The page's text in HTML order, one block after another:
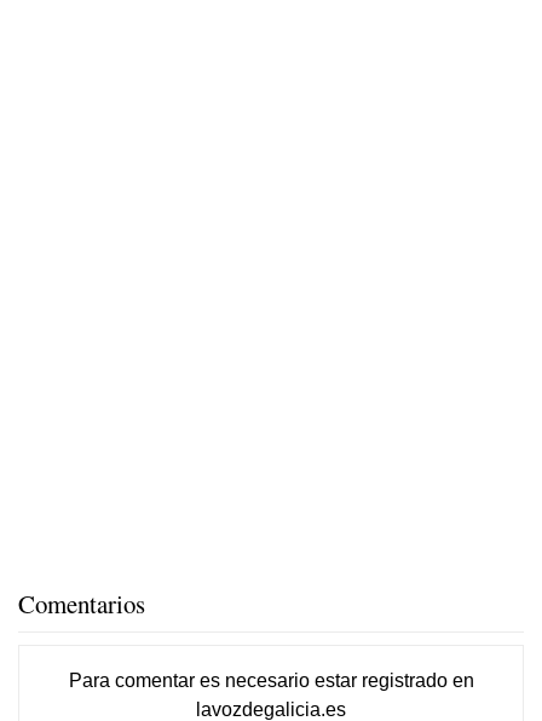
Comentarios
Para comentar es necesario estar registradoen
lavozdegalicia.es